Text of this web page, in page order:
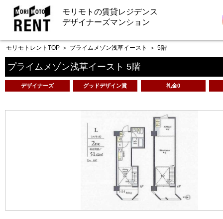
モリモトの賃貸レジデンス
デザイナーズマンション
モリモトレントTOP ＞ プライムメゾン浅草イースト ＞ 5階
プライムメゾン浅草イースト 5階
デザイナーズ グッドデザイン賞 礼金0